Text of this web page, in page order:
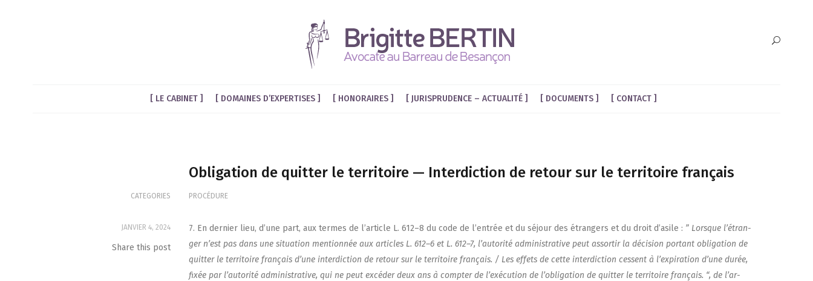
LE CABINET DOMAINES D’EXPERTISES HONORAIRES JURISPRUDENCE – ACTUALITÉ DOCUMENTS CONTACT
Obligation de quitter le territoire — Interdiction de retour sur le territoire français
CATEGORIES PROCÉDURE
JANVIER 4, 2024
Share this post
7. En der­nier lieu, d’une part, aux termes de l’ar­ticle L. 612–8 du code de l’en­trée et du séjour des étran­gers et du droit d’a­sile : ” Lorsque l’é­tran­
ger n’est pas dans une situa­tion men­tion­née aux articles L. 612–6 et L. 612–7, l’au­to­ri­té admi­nis­tra­tive peut assor­tir la déci­sion por­tant obli­ga­tion de
quit­ter le ter­ri­toire fran­çais d’une inter­dic­tion de retour sur le ter­ri­toire fran­çais. / Les effets de cette inter­dic­tion cessent à l’ex­pi­ra­tion d’une durée,
fixée par l’au­to­ri­té admi­nis­tra­tive, qui ne peut excé­der deux ans à comp­ter de l’exé­cu­tion de l’o­bli­ga­tion de quit­ter le ter­ri­toire fran­çais. “, de l’ar­